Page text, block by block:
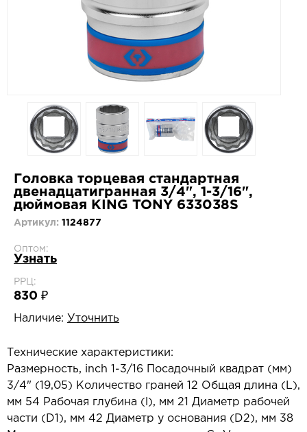
Головка торцевая стандартная
двенадцатигранная 3/4", 1-3/16",
дюймовая KING TONY 633038S
Артикул: 1124877
Оптом:
Узнать
РРЦ:
830 ₽
Наличие: Уточнить
Технические характеристики:
Размерность, inch 1-3/16 Посадочный квадрат (мм)
3/4" (19,05) Количество граней 12 Общая длина (L),
мм 54 Рабочая глубина (l), мм 21 Диаметр рабочей
части (D1), мм 42 Диаметр у основания (D2), мм 38